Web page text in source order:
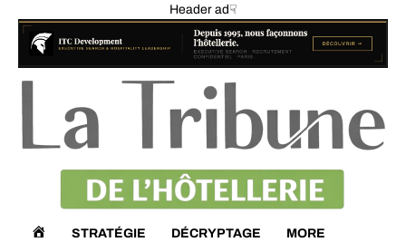
Header ad☟
STRATÉGIE DÉCRYPTAGE MORE